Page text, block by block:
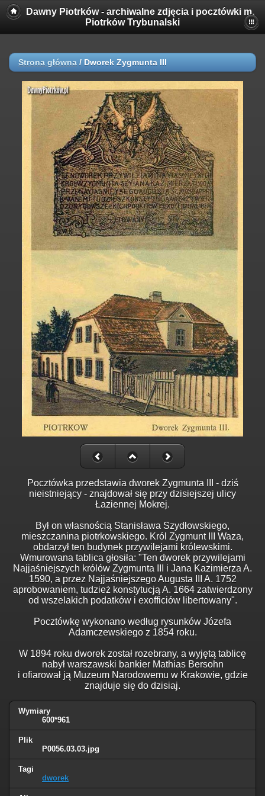
Dawny Piotrków - archiwalne zdjęcia i pocztówki m.
Piotrków Trybunalski
Strona główna / Dworek Zygmunta III
Pocztówka przedstawia dworek Zygmunta III - dziś
nieistniejący - znajdował się przy dzisiejszej ulicy
Łaziennej Mokrej.
Był on własnością Stanisława Szydłowskiego,
mieszczanina piotrkowskiego. Król Zygmunt III Waza,
obdarzył ten budynek przywilejami królewskimi.
Wmurowana tablica głosiła: "Ten dworek przywilejami
Najjaśniejszych królów Zygmunta III i Jana Kazimierza A.
1590, a przez Najjaśniejszego Augusta III A. 1752
aprobowaniem, tudzież konstytucją A. 1664 zatwierdzony
od wszelakich podatków i exofficiów libertowany".
Pocztówkę wykonano według rysunków Józefa
Adamczewskiego z 1854 roku.
W 1894 roku dworek został rozebrany, a wyjętą tablicę
nabył warszawski bankier Mathias Bersohn
i ofiarował ją Muzeum Narodowemu w Krakowie, gdzie
znajduje się do dzisiaj.
Wymiary
600*961
Plik
P0056.03.03.jpg
Tagi
dworek